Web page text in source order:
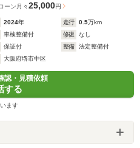
ーン 月々25,000円
2024年 走行 0.5万km
車検整備付 修復
なし
保証付 整備
法定整備付
大阪府堺市中区
認・見積依頼
する
ます